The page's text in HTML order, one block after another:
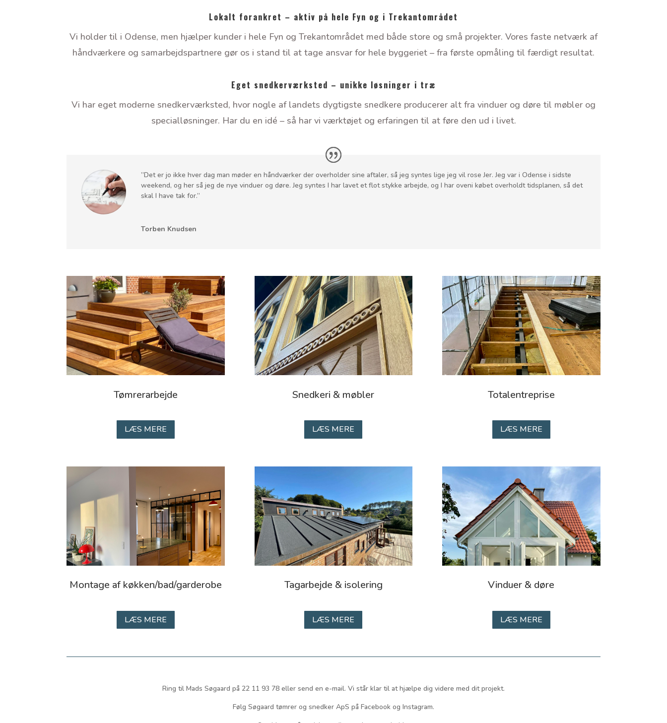
Lokalt forankret – aktiv på hele Fyn og i Trekantområdet
Vi holder til i Odense, men hjælper kunder i hele Fyn og Trekantområdet med både store og små projekter. Vores faste netværk af
håndværkere og samarbejdspartnere gør os i stand til at tage ansvar for hele byggeriet – fra første opmåling til færdigt resultat.
Eget snedkerværksted – unikke løsninger i træ
Vi har eget moderne snedkerværksted, hvor nogle af landets dygtigste snedkere producerer alt fra vinduer og døre til møbler og
specialløsninger. Har du en idé – så har vi værktøjet og erfaringen til at føre den ud i livet.
”Det er jo ikke hver dag man møder en håndværker der overholder sine aftaler, så jeg syntes lige jeg vil rose Jer. Jeg var i Odense i sidste
weekend, og her så jeg de nye vinduer og døre. Jeg syntes I har lavet et flot stykke arbejde, og I har oveni købet overholdt tidsplanen, så det
skal I have tak for.”
Torben Knudsen
Tømrerarbejde
LÆS MERE
Snedkeri & møbler
LÆS MERE
Totalentreprise
LÆS MERE
Montage af køkken/bad/garderobe
LÆS MERE
Tagarbejde & isolering
LÆS MERE
Vinduer & døre
LÆS MERE
Ring til Mads Søgaard på 22 11 93 78 eller send en e-mail. Vi står klar til at hjælpe dig videre med dit projekt.
Følg Søgaard tømrer og snedker ApS på Facebook og Instagram.